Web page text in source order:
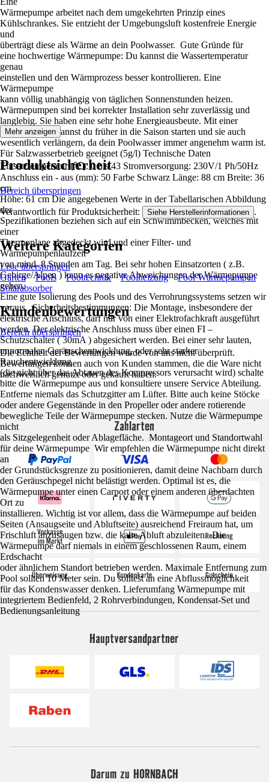
Wärmepumpe arbeitet nach dem umgekehrten Prinzip eines
Kühlschrankes. Sie entzieht der Umgebungsluft kostenfreie Energie
und
überträgt diese als Wärme an dein Poolwasser. Gute Gründe für
eine hochwertige Wärmepumpe: Du kannst die Wassertemperatur
genau
einstellen und den Wärmprozess besser kontrollieren. Eine
Wärmepumpe
kann völlig unabhängig von täglichen Sonnenstunden heizen.
Wärmepumpen sind bei korrekter Installation sehr zuverlässig und
langlebig. Sie haben eine sehr hohe Energieausbeute. Mit einer
Wärmepumpe kannst du früher in die Saison starten und sie auch
wesentlich verlängern, da dein Poolwasser immer angenehm warm ist.
Für Salzwasserbetrieb geeignet (5g/l) Technische Daten
Einsatztemperatur (℃): 0 bis 43 Stromversorgung: 230V/1 Ph/50Hz
Anschluss ein - aus (mm): 50 Farbe Schwarz Länge: 88 cm Breite: 36
cm
Höhe: 61 cm Die angegebenen Werte in der Tabellarischen Abbildung
der
Spezifikationen beziehen sich auf ein Schwimmbecken, welches mit
einer
Thermoplane abgedeckt wird und einer Filter- und
Wärmepumpenlaufzeit
von mind. 8 Stunden am Tag. Bei sehr hohen Einsatzorten ( z.B.
Gebirge/Alpen ) kann es negative Abweichungen der Wärmepumpe
geben.
Eine gute Isolierung des Pools und des Verrohrungssystems setzen wir
voraus. Sicherheitsbestimmungen: Die Montage, insbesondere der
elektrische Anschluss, darf nur von einer Elektrofachkraft ausgeführt
werden. Der elektrische Anschluss muss über einen FI –
Schutzschalter ( 30mA ) abgesichert werden. Bei einer sehr lauten,
unnormalen Geräuschentwicklung, oder sehr starker
Rauchentwicklung
(die nicht über das Abtauen des Kompressors verursacht wird) schalte
bitte die Wärmepumpe aus und konsultiere unsere Service Abteilung.
Entferne niemals das Schutzgitter am Lüfter. Bitte auch keine Stöcke
oder andere Gegenstände in den Propeller oder andere rotierende
bewegliche Teile der Wärmepumpe stecken. Nutze die Wärmepumpe
nicht
als Sitzgelegenheit oder Ablagefläche. Montageort und Standortwahl
für deine Wärmepumpe Wir empfehlen die Wärmepumpe nicht direkt
an
der Grundstücksgrenze zu positionieren, damit deine Nachbarn durch
den Geräuschpegel nicht belästigt werden. Optimal ist es, die
Wärmepumpe unter einen Carport oder einem anderen überdachten
Ort zu
installieren. Wichtig ist vor allem, dass die Wärmepumpe auf beiden
Seiten (Ansaugseite und Abluftseite) ausreichend Freiraum hat, um
Frischluft anzusaugen bzw. die kalte Abluft abzuleiten. Die
Wärmepumpe darf niemals in einem geschlossenen Raum, einem
Erdschacht
oder ähnlichem Standort betrieben werden. Maximale Entfernung zum
Pool sollten 10 Meter sein. Du solltest an eine Abflussmöglichkeit
für das Kondenswasser denken. Lieferumfang Wärmepumpe mit
integriertem Bedienfeld, 2 Rohrverbindungen, Kondensat-Set und
Bedienungsanleitung
Mehr anzeigen
Produktsicherheit
Bereich überspringen
Verantwortlich für Produktsicherheit: Siehe Herstellerinformationen .
Weitere Kategorien
Liste überspringen
Garten
Pools Pooltechnik Poolheizung
Pool Wärmepumpen
Solarabsorber
Kundenbewertungen
Bereich überspringen
Die Echtheit der Bewertungen wurde von uns nicht überprüft.
Bewertungen können auch von Kunden stammen, die die Ware nicht
nachweislich genutzt oder gekauft haben.
Zahlarten
Hauptversandpartner
Darum zu HORNBACH